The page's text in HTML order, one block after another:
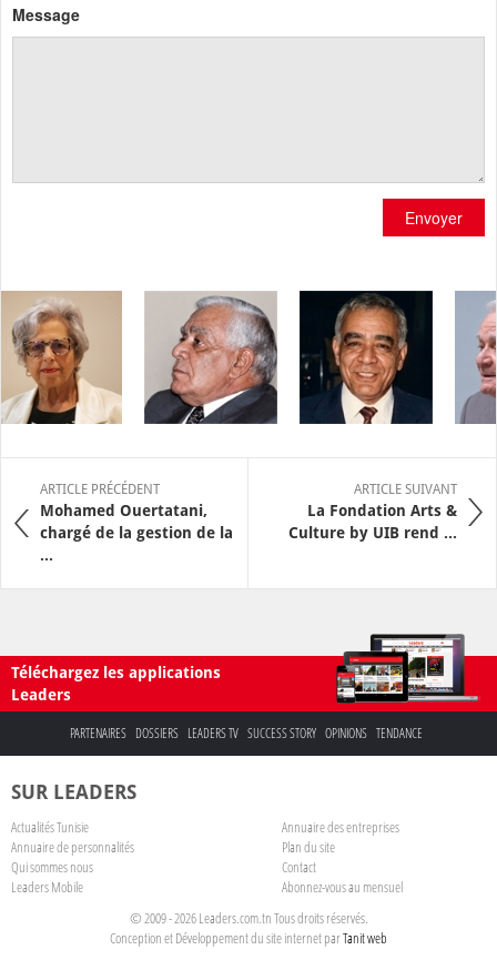
Message
Envoyer
ARTICLE PRÉCÉDENT
Mohamed Ouertatani,
chargé de la gestion de la
...
ARTICLE SUIVANT
La Fondation Arts &
Culture by UIB rend ...
Téléchargez les applications
Leaders
PARTENAIRES DOSSIERS LEADERS TV SUCCESS STORY OPINIONS TENDANCE
SUR LEADERS
Actualités Tunisie
Annuaire des entreprises
Annuaire de personnalités
Plan du site
Qui sommes nous
Contact
Leaders Mobile
Abonnez-vous au mensuel
© 2009 - 2026 Leaders.com.tn Tous droits réservés.
Conception et Développement du site internet parTanit web